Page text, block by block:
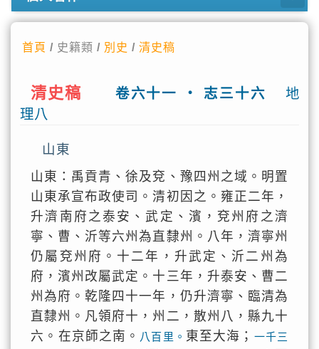
首頁 / 史籍類 / 別史 /清史稿
清史稿 卷六十一 ‧ 志三十六
地
理八
山東
山東：禹貢青、徐及兗、豫四州之域。明置
山東承宣布政使司。清初因之。雍正二年，
升濟南府之泰安、武定、濱，兗州府之濟
寧、曹、沂等六州為直隸州。八年，濟寧州
仍屬兗州府。十二年，升武定、沂二州為
府，濱州改屬武定。十三年，升泰安、曹二
州為府。乾隆四十一年，仍升濟寧、臨清為
直隸州。凡領府十，州二，散州八，縣九十
六。在京師之南。 八百里。 東至大海； 一千三